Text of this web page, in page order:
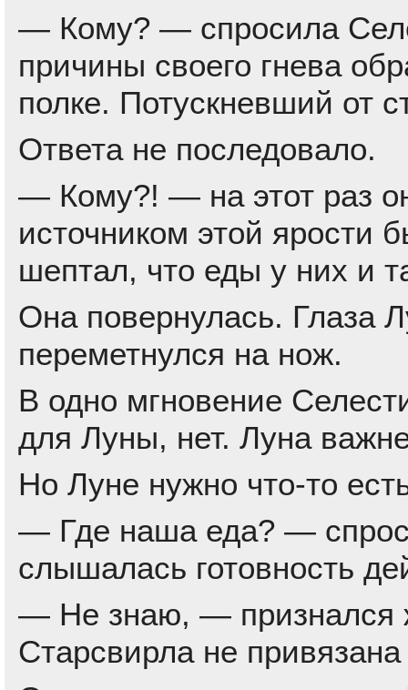
— Кому? — спросила
причины своего гнева
полке. Потускневший от
Ответа не последовало.
— Кому?! — на этот раз
источником этой ярости
шептал, что еды у них и
Она повернулась. Глаза
переметнулся на нож.
В одно мгновение
для Луны, нет. Луна
Но Луне нужно что-то
— Где наша еда? —
слышалась готовность
— Не знаю, — признался
Старсвирла не